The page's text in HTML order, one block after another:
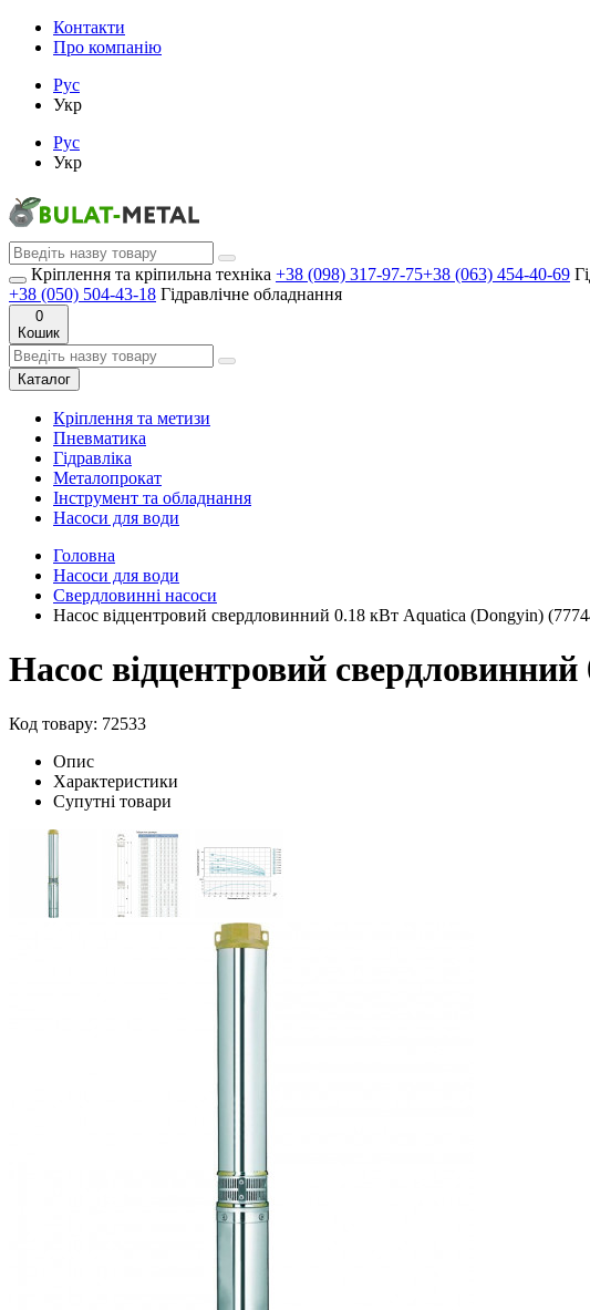
Контакти
Про компанію
Рус
Укр
Рус
Укр
Кріплення та кріпильна техніка +38 (098) 317-97-75+38 (063) 454-40-69
+38 (050) 504-43-18 Гідравлічне обладнання
0
Кошик
Каталог
Кріплення та метизи
Пневматика
Гідравліка
Металопрокат
Інструмент та обладнання
Насоси для води
Головна
Насоси для води
Свердловинні насоси
Насос відцентровий свердловинний 0.18 кВт Aquatica (Dongyin)
Насос відцентровий
Код товару: 72533
Опис
Характеристики
Супутні товари